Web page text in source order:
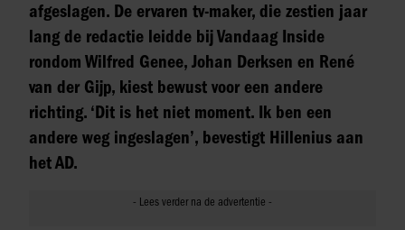
afgeslagen. De ervaren tv-maker, die zestien jaar
lang de redactie leidde bij Vandaag Inside
rondom Wilfred Genee, Johan Derksen en René
van der Gijp, kiest bewust voor een andere
richting. ‘Dit is het niet moment. Ik ben een
andere weg ingeslagen’, bevestigt Hillenius aan
het AD.